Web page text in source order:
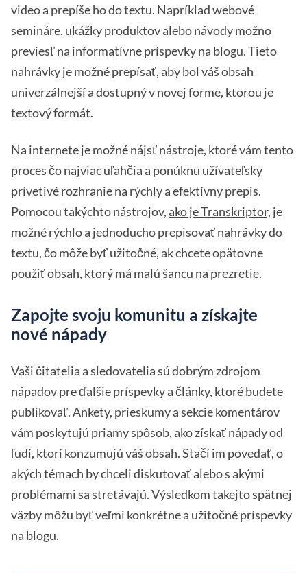
video a prepíše ho do textu. Napríklad webové
semináre, ukážky produktov alebo návody možno
previesť na informatívne príspevky na blogu. Tieto
nahrávky je možné prepísať, aby bol váš obsah
univerzálnejší a dostupný v novej forme, ktorou je
textový formát.
Na internete je možné nájsť nástroje, ktoré vám tento
proces čo najviac uľahčia a ponúknu užívateľsky
prívetivé rozhranie na rýchly a efektívny prepis.
Pomocou takýchto nástrojov, ako je Transkriptor, je
možné rýchlo a jednoducho prepisovať nahrávky do
textu, čo môže byť užitočné, ak chcete opätovne
použiť obsah, ktorý má malú šancu na prezretie.
Zapojte svoju komunitu a získajte
nové nápady
Vaši čitatelia a sledovatelia sú dobrým zdrojom
nápadov pre ďalšie príspevky a články, ktoré budete
publikovať. Ankety, prieskumy a sekcie komentárov
vám poskytujú priamy spôsob, ako získať nápady od
ľudí, ktorí konzumujú váš obsah. Stačí im povedať, o
akých témach by chceli diskutovať alebo s akými
problémami sa stretávajú. Výsledkom takejto spätnej
väzby môžu byť veľmi konkrétne a užitočné príspevky
na blogu.